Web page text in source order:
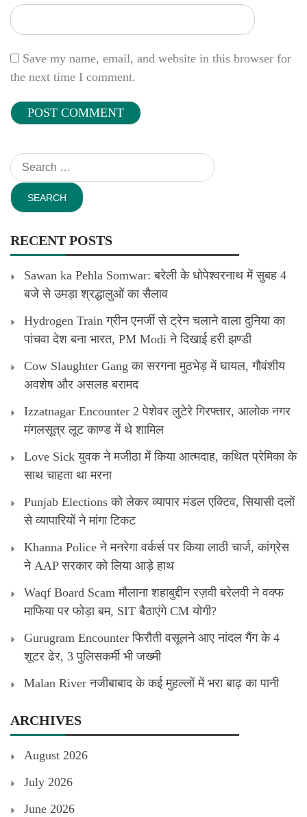
Save my name, email, and website in this browser for
the next time I comment.
Search
for:
RECENT POSTS
Sawan ka Pehla Somwar: बरेली के धोपेश्वरनाथ में सुबह 4
बजे से उमड़ा श्रद्धालुओं का सैलाव
Hydrogen Train ग्रीन एनर्जी से ट्रेन चलाने वाला दुनिया का
पांचवा देश बना भारत, PM Modi ने दिखाई हरी झण्डी
Cow Slaughter Gang का सरगना मुठभेड़ में घायल, गौवंशीय
अवशेष और असलह बरामद
Izzatnagar Encounter 2 पेशेवर लुटेरे गिरफ्तार, आलोक नगर
मंगलसूत्र लूट काण्‍ड में थे शामिल
Love Sick युवक ने मजीठा में किया आत्मदाह, कथित प्रेमिका के
साथ चाहता था मरना
Punjab Elections को लेकर व्यापार मंडल एक्टिव, सियासी दलों
से व्यापारियों ने मांगा टिकट
Khanna Police ने मनरेगा वर्कर्स पर किया लाठी चार्ज, कांग्रेस
ने AAP सरकार को लिया आड़े हाथ
Waqf Board Scam मौलाना शहाबुद्दीन रज़वी बरेलवी ने वक्फ
माफिया पर फोड़ा बम, SIT बैठाएंगे CM योगी?
Gurugram Encounter फिरौती वसूलने आए नांदल गैंग के 4
शूटर ढेर, 3 पुलिसकर्मी भी जख्मी
Malan River नजीबाबाद के कई मुहल्लों में भरा बाढ़ का पानी
ARCHIVES
August 2026
July 2026
June 2026